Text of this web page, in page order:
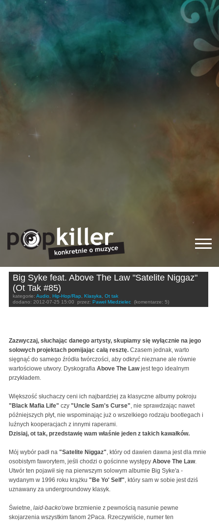
Big Syke feat. Above The Law "Satelite Niggaz"
(Ot Tak #85)
kategorie: Audio, Hip-Hop/Rap, Klasyka, Ot tak
dodano: 2012-07-25 15:00 przez: Paweł Miedzielec (komentarze: 5)
Zazwyczaj, słuchając danego artysty, skupiamy się wyłącznie na jego
solowych projektach pomijając całą resztę. Czasem jednak, warto
sięgnąć do samego źródła twórczości, aby odkryć nieznane ale równie
wartościowe utwory. Dyskografia Above The Lawjest tego idealnym
przykładem.
Większość słuchaczy ceni ich najbardziej za klasyczne albumy pokroju
"Black Mafia Life" czy "Uncle Sam's Curse", nie sprawdzając nawet
późniejszych płyt, nie wspominając już o wszelkiego rodzaju bootlegach i
luźnych kooperacjach z innymi raperami.
Dzisiaj, ot tak, przedstawię wam właśnie jeden z takich kawałków.
Mój wybór padł na "Satelite Niggaz", który od dawien dawna jest dla mnie
osobistym faworytem, jeśli chodzi o gościnne występy Above The Law.
Utwór ten pojawił się na pierwszym solowym albumie Big Syke'a -
wydanym w 1996 roku krążku "Be Yo' Self", który sam w sobie jest dziś
uznawany za undergroundowy klasyk.
Świetne, laid-backo'owe brzmienie z pewnością nasunie pewne
skojarzenia wszystkim fanom 2Paca. Rzeczywiście, numer ten